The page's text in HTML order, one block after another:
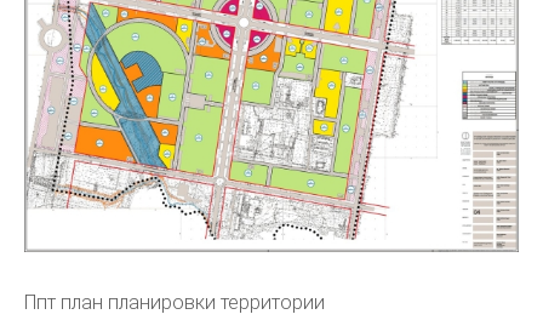
Ппт план планировки территории